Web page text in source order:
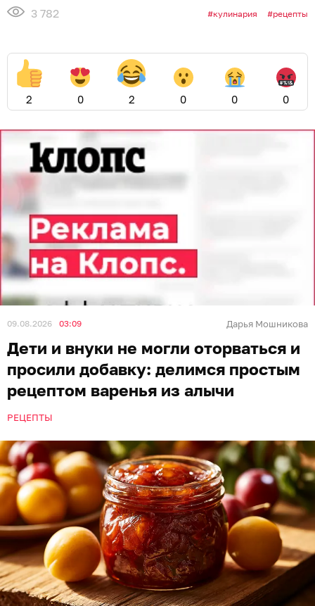
3 782 кулинария рецепты
2 0 2 0 0 0
09.08.2026 03:09 Дарья Мошникова
Дети и внуки не могли оторваться и
просили добавку: делимся простым
рецептом варенья из алычи
РЕЦЕПТЫ